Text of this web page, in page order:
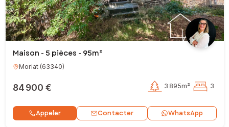
Maison - 5 pièces - 95m²
Moriat(63340)
84 900 € 3 895m² 3
Appeler Contacter WhatsApp